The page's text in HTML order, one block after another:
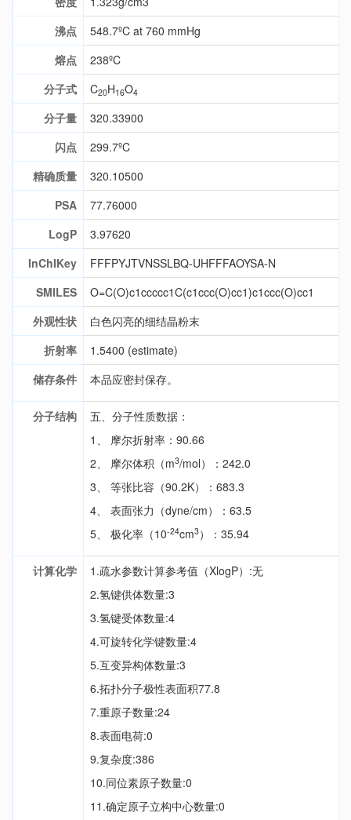
沸点
548.7ºC at 760 mmHg
熔点
238ºC
分子式
C20H16O4
分子量
320.33900
闪点
299.7ºC
精确质量
320.10500
PSA
77.76000
LogP
3.97620
InChIKey
FFFPYJTVNSSLBQ-UHFFFAOYSA-N
SMILES
O=C(O)c1ccccc1C(c1ccc(O)cc1)c1ccc(O)cc1
外观性状
白色闪亮的细结晶粉末
折射率
1.5400 (estimate)
储存条件
本品应密封保存。
分子结构
五、分子性质数据：
1、 摩尔折射率：90.66
2、 摩尔体积（m3/mol）：242.0
3、 等张比容（90.2K）：683.3
4、 表面张力（dyne/cm）：63.5
5、 极化率（10-24cm3）：35.94
计算化学
1.疏水参数计算参考值（XlogP）:无
2.氢键供体数量:3
3.氢键受体数量:4
4.可旋转化学键数量:4
5.互变异构体数量:3
6.拓扑分子极性表面积77.8
7.重原子数量:24
8.表面电荷:0
9.复杂度:386
10.同位素原子数量:0
11.确定原子立构中心数量:0